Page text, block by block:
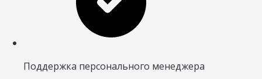
Поддержка персонального менеджера